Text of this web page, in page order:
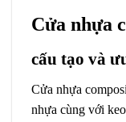
Cửa nhựa
cấu tạo và
Cửa nhựa
nhựa cùng với